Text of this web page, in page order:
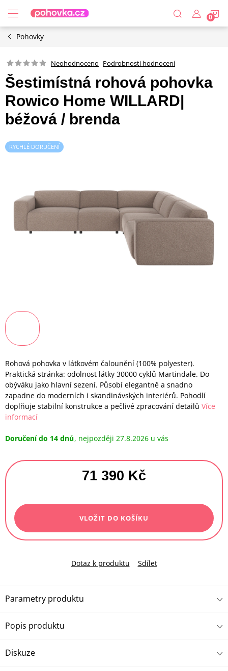
obsah
Pohovky
Neohodnoceno Podrobnosti hodnocení
Šestimístná rohová pohovka
Rowico Home WILLARD|
béžová / brenda
RYCHLÉ DORUČENÍ
Rohová pohovka v látkovém čalounění (100% polyester).
Praktická stránka: odolnost látky 30000 cyklů Martindale. Do
obýváku jako hlavní sezení. Působí elegantně a snadno
zapadne do moderních i skandinávských interiérů. Pohodlí
doplňuje stabilní konstrukce a pečlivé zpracování detailů Více
informací
Doručení do 14 dnů 27.8.2026
71 390 Kč
VLOŽIT DO KOŠÍKU
Dotaz k produktu Sdílet
Popis produktu
Parametry produktu
Diskuze